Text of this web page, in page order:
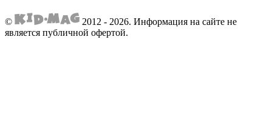
© 2012 - 2026. Информация на сайте не
является публичной офертой.